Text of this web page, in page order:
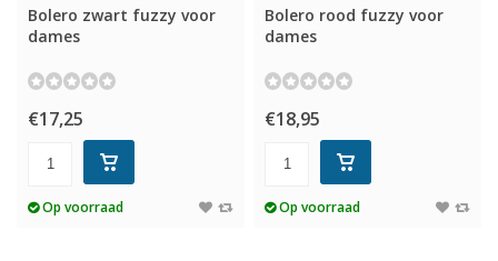
Bolero zwart fuzzy voor
dames
€17,25
Op voorraad
Bolero rood fuzzy voor
dames
€18,95
Op voorraad